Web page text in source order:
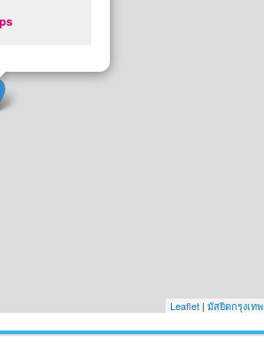
Leaflet| มัสยิดกรุงเทพ